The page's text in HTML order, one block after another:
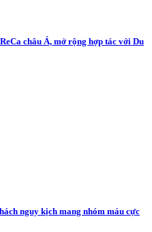
châu Á, mở rộng hợp tác với Du
nguy kịch mang nhóm máu cực